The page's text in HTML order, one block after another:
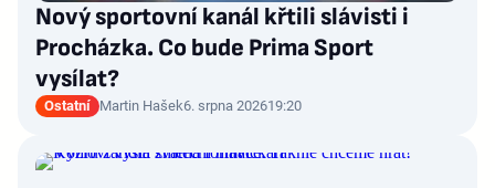
Nový sportovní kanál křtili slávisti i
Procházka. Co bude Prima Sport
vysílat?
Ostatní Martin Hašek6. srpna 202619:20